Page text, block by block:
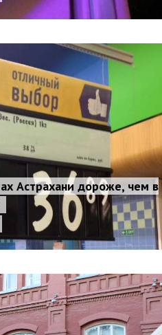
Астрахани дороже, чем в